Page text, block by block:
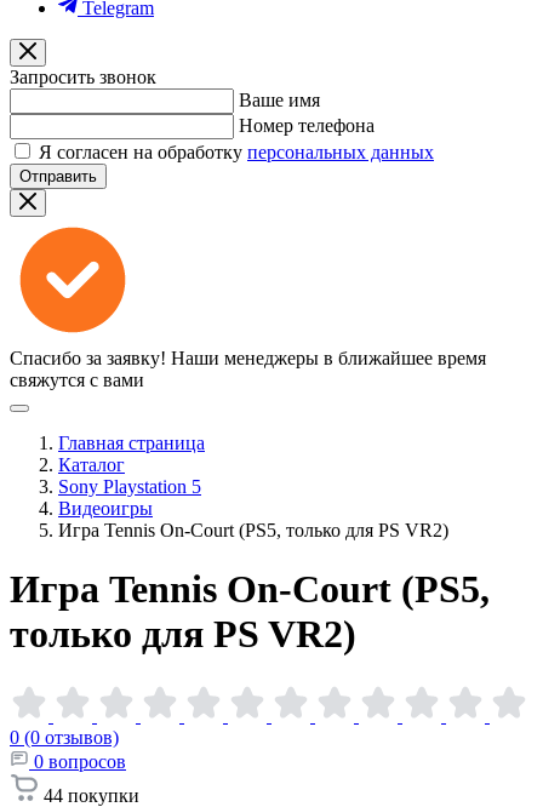
Telegram
Запросить звонок
Ваше имя
Номер телефона
Я согласен на обработку персональных данных
Отправить
Спасибо за заявку! Наши менеджеры в ближайшее время
свяжутся с вами
Главная страница
Каталог
Sony Playstation 5
Видеоигры
Игра Tennis On-Court (PS5, только для PS VR2)
Игра Tennis On-Court (PS5,
только для PS VR2)
0 (0 отзывов)
0 вопросов
44 покупки